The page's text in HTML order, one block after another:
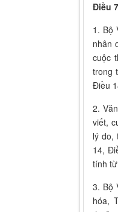
Điều
1. Bộ
nhân
cuộc
trong
Điều
2.
viết,
lý do,
14,
tính
3. Bộ
hóa,